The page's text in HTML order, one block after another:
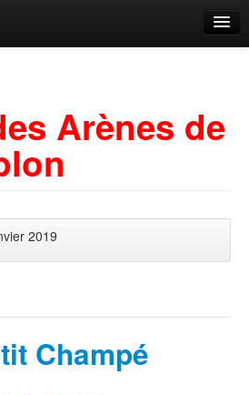
Arènes de
2019
Champé